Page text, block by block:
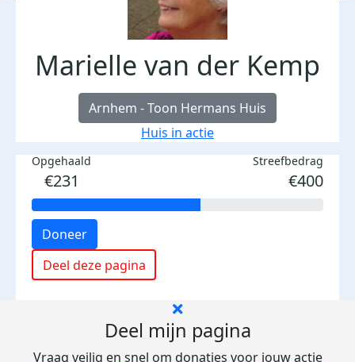
Marielle van der Kemp
Arnhem - Toon Hermans Huis
Huis in actie
Opgehaald
€231
Streefbedrag
€400
Doneer
Deel deze pagina
Deel mijn pagina
Vraag veilig en snel om donaties voor jouw actie